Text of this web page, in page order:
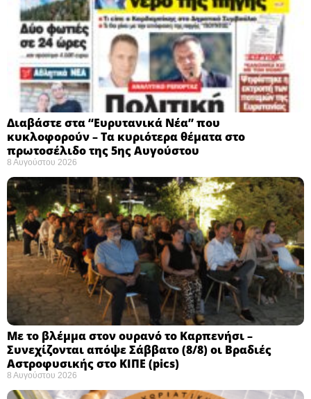
Διαβάστε στα “Ευρυτανικά Νέα” που
κυκλοφορούν – Τα κυριότερα θέματα στο
πρωτοσέλιδο της 5ης Αυγούστου
8 Αυγούστου 2026
Με το βλέμμα στον ουρανό το Καρπενήσι –
Συνεχίζονται απόψε Σάββατο (8/8) οι Βραδιές
Αστροφυσικής στο ΚΙΠΕ (pics)
8 Αυγούστου 2026